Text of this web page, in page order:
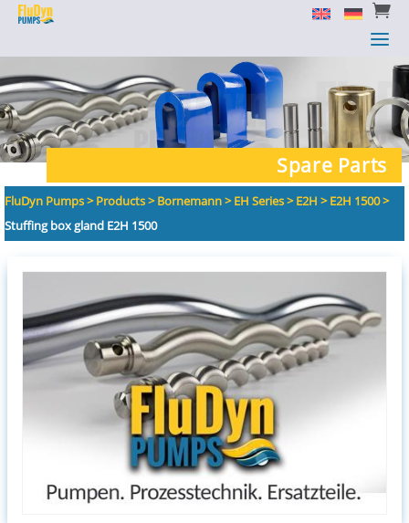

a

a
Spare Parts
FluDyn Pumps>Products>Bornemann>EH Series>E2H >E2H 1500>
Stuffing box gland E2H 1500